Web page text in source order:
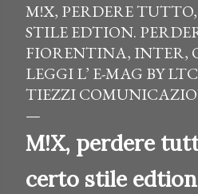
M!X, PERDERE
STILE EDTION.
FIORENTINA, INTER,
LEGGI L’ E-MAG BY
TIEZZI
M!X, perdere
certo stile